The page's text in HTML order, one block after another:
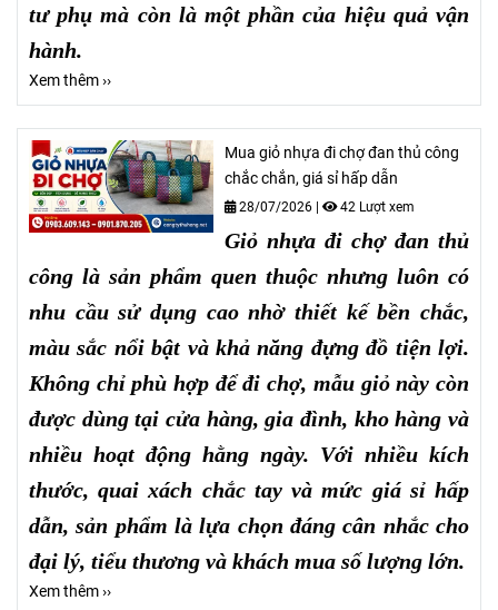
tư phụ mà còn là một phần của hiệu quả vận
hành.
Xem thêm ››
Mua giỏ nhựa đi chợ đan thủ công
chắc chắn, giá sỉ hấp dẫn
28/07/2026 | 42 Lượt xem
Giỏ nhựa đi chợ đan thủ
công là sản phẩm quen thuộc nhưng luôn có
nhu cầu sử dụng cao nhờ thiết kế bền chắc,
màu sắc nổi bật và khả năng đựng đồ tiện lợi.
Không chỉ phù hợp để đi chợ, mẫu giỏ này còn
được dùng tại cửa hàng, gia đình, kho hàng và
nhiều hoạt động hằng ngày. Với nhiều kích
thước, quai xách chắc tay và mức giá sỉ hấp
dẫn, sản phẩm là lựa chọn đáng cân nhắc cho
đại lý, tiểu thương và khách mua số lượng lớn.
Xem thêm ››